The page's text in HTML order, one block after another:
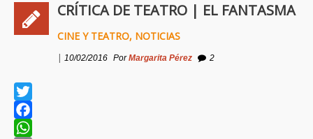
CRÍTICA DE TEATRO | EL FANTASMA
CINE Y TEATRO, NOTICIAS
| 10/02/2016 PorMargarita Pérez 2
Twitter
Facebook